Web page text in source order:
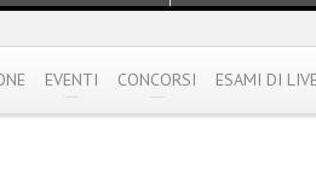
EVENTI CONCORSI ESAMI DI